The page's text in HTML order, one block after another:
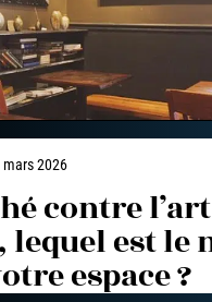
mars 2026
contre l’art
lequel est le
espace ?